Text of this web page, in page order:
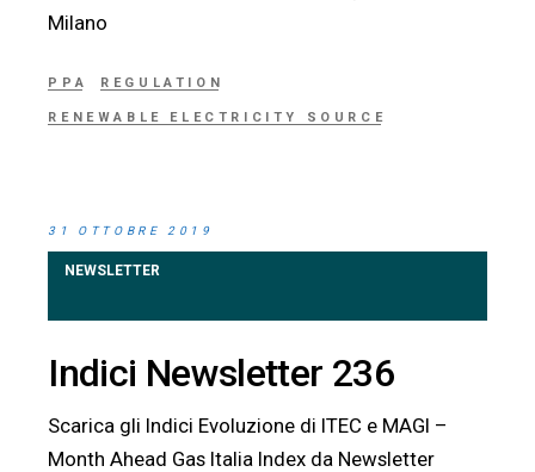
Milano
PPA REGULATION
RENEWABLE ELECTRICITY SOURCE
31 OTTOBRE 2019
NEWSLETTER
Indici Newsletter 236
Scarica gli Indici Evoluzione di ITEC e MAGI –
Month Ahead Gas Italia Index da Newsletter